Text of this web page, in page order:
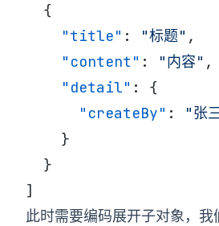
  {
    "title"
: "标题" ,
    "content"
: "内容" ,
    "detail"
: {
      "createBy"
:
"张
    }
  }
]
此时需要编码展开子对象，我